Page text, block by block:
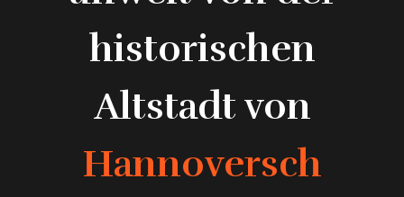
historischen
Altstadt von
Hannoversch